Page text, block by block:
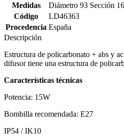
Medidas
Diámetro 93 Sección
Código
LD46363
Procedencia España
Descripción
Estructura de policarbonato + abs y
difusor tiene una estructura de
Características técnicas
Potencia: 15W
Bombilla recomendada: E27
IP54 / IK10